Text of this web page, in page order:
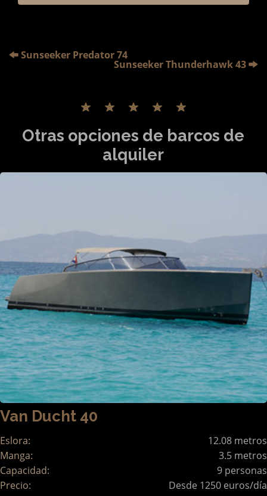
Sunseeker Predator 74
Sunseeker Thunderhawk 43
Otras opciones de barcos de
alquiler
Van Ducht 40
Eslora:
12.08 metros
Manga:
3.5 metros
Capacidad:
9 personas
Precio:
Desde 1250 euros/día